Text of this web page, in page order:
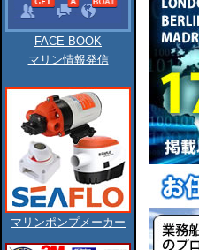
FACE BOOK
マリン情報発信
マリンポンプメーカー